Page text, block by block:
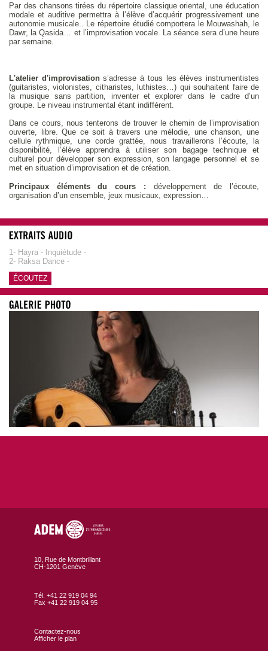
Par des chansons tirées du répertoire classique oriental, une éducation
modale et auditive permettra à l’élève d’acquérir progressivement une
autonomie musicale.. Le répertoire étudié comportera le Mouwashah, le
Dawr, la Qasida… et l’improvisation vocale. La séance sera d’une heure
par semaine.
L'atelier d'improvisations’adresse à tous les élèves instrumentistes
(guitaristes, violonistes, citharistes, luthistes…) qui souhaitent faire de
la musique sans partition, inventer et explorer dans le cadre d’un
groupe. Le niveau instrumental étant indifférent.
Dans ce cours, nous tenterons de trouver le chemin de l’improvisation
ouverte, libre. Que ce soit à travers une mélodie, une chanson, une
cellule rythmique, une corde grattée, nous travaillerons l’écoute, la
disponibilité, l’élève apprendra à utiliser son bagage technique et
culturel pour développer son expression, son langage personnel et se
met en situation d’improvisation et de création.
Principaux éléments du cours : développement de l’écoute,
organisation d’un ensemble, jeux musicaux, expression…
1- Hayra - Inquiétude -
2- Raksa Dance -
ÉCOUTEZ
10, Rue de Montbrillant
CH-1201 Genève
Tél. +41 22 919 04 94
Fax +41 22 919 04 95
Contactez-nous
Afficher le plan